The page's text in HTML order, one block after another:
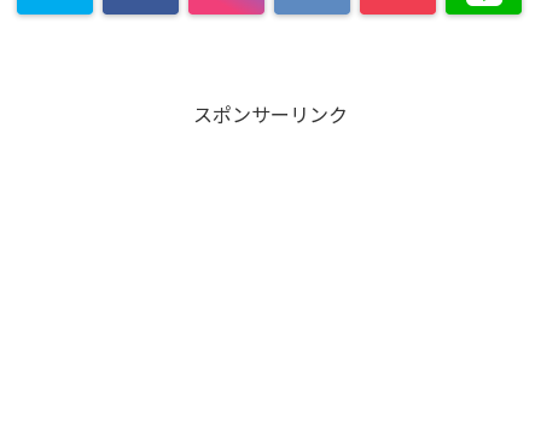
スポンサーリンク